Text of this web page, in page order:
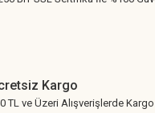
Kargo
TL ve Üzeri Alışverişlerde